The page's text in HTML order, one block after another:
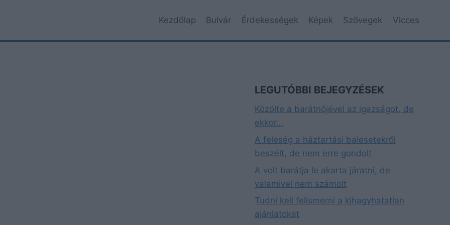
Kezdőlap Bulvár Érdekességek Képek Szövegek Vicces
LEGUTÓBBI BEJEGYZÉSEK
Közölte a barátnőjével az igazságot, de
ekkor…
A feleség a háztartási balesetekről
beszélt, de nem erre gondolt
A volt barátja le akarta járatni, de
valamivel nem számolt
Tudni kell felismerni a kihagyhatatlan
ajánlatokat